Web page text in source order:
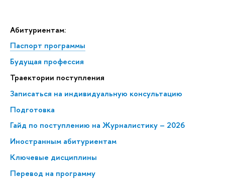
Абитуриентам:
Паспорт программы
Будущая профессия
Траектории поступления
Записаться на индивидуальную консультацию
Подготовка
Гайд по поступлению на Журналистику – 2026
Иностранным абитуриентам
Ключевые дисциплины
Перевод на программу